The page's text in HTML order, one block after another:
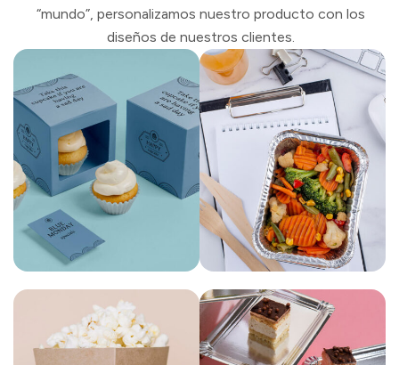
“mundo”, personalizamos nuestro producto con los
diseños de nuestros clientes.